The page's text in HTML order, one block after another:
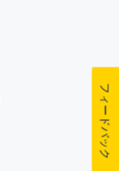
フィードバック